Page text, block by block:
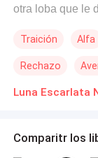
otra loba que le
por rechazarlo
criaturas de las
ahora forman
posesivos no
Traición Alfa
Rechazo
Comparitr los